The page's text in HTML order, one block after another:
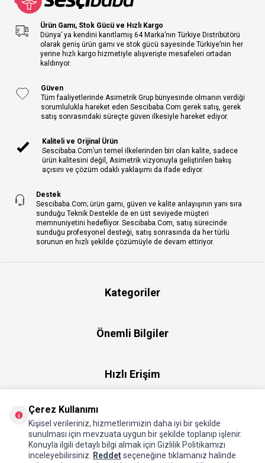
Ürün Gamı, Stok Gücü ve Hızlı Kargo
Dünya’ ya kendini kanıtlamış 64 Marka’nın Türkiye Distribütörü
olarak geniş ürün gamı ve stok gücü sayesinde Türkiye’nin her
yerine hızlı kargo hizmetiyle alışverişte mesafeleri ortadan
kaldırıyor.
Güven
Tüm faaliyetlerinde Asimetrik Grup bünyesinde olmanın verdiği
sorumlulukla hareket eden Sescibaba.Com gerek satış, gerek
satış sonrasındaki süreçte güven ilkesiyle hareket ediyor.
Kaliteli ve Orijinal Ürün
Sescibaba.Com’un temel ilkelerinden biri olan kalite, sadece
ürün kalitesini değil, Asimetrik vizyonuyla geliştirilen bakış
açısını ve çözüm odaklı yaklaşımı da ifade ediyor.
Destek
Sescibaba.Com; ürün gamı, güven ve kalite anlayışının yanı sıra
sunduğu Teknik Destekle de en üst seviyede müşteri
memnuniyetini hedefliyor. Sescibaba.Com, satış sürecinde
sunduğu profesyonel desteği, satış sonrasında da her türlü
sorunun en hızlı şekilde çözümüyle de devam ettiriyor.
Kategoriler
Önemli Bilgiler
Hızlı Erişim
Hakkımızda
Çerez Kullanımı
Kişisel verileriniz, hizmetlerimizin daha iyi bir şekilde
sunulması için mevzuata uygun bir şekilde toplanıp işlenir.
Konuyla ilgili detaylı bilgi almak için Gizlilik Politikamızı
inceleyebilirsiniz.
Reddetseçeneğine tıklamanız halinde